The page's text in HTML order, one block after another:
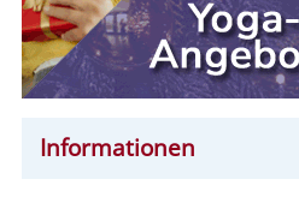
Informationen